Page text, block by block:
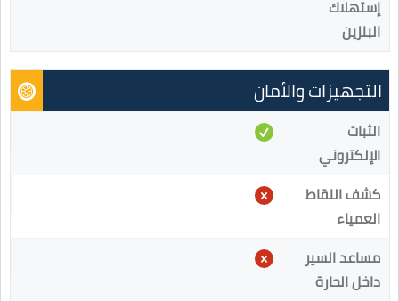
إستهلاك
البنزين
التجهيزات والأمان
الثبات
الإلكتروني
كشف النقاط
العمياء
مساعد السير
داخل الحارة